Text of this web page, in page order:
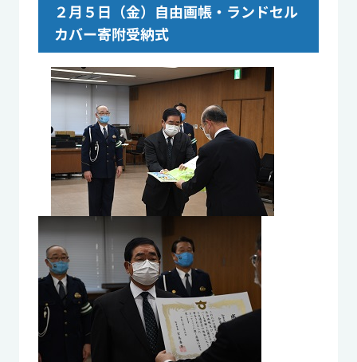
２月５日（金）自由画帳・ランドセル
カバー寄附受納式